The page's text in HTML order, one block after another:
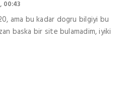
00:43
ama bu kadar dogru bilgiyi bu
baska bir site bulamadim, iyiki